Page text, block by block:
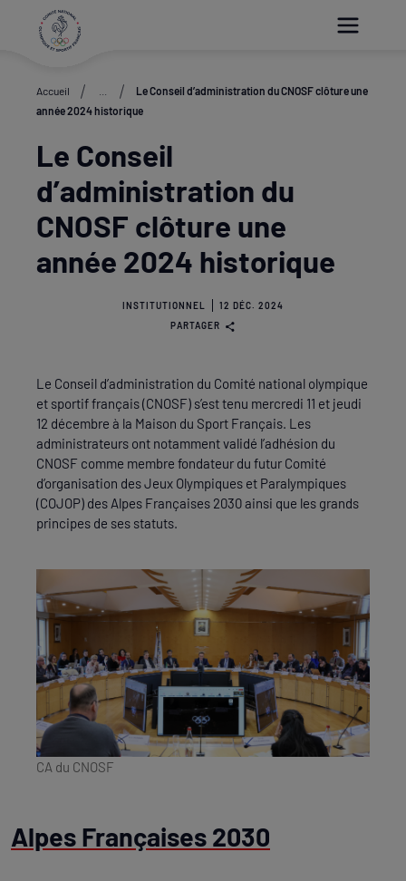
Accueil
Le Conseil d’administration du CNOSF clôture une
année 2024 historique
Le Conseil
d’administration du
CNOSF clôture une
année 2024 historique
INSTITUTIONNEL
12 DÉC. 2024
PARTAGER
Le Conseil d’administration du Comité national olympique
et sportif français (CNOSF) s’est tenu mercredi 11 et jeudi
12 décembre à la Maison du Sport Français. Les
administrateurs ont notamment validé l’adhésion du
CNOSF comme membre fondateur du futur Comité
d’organisation des Jeux Olympiques et Paralympiques
(COJOP) des Alpes Françaises 2030 ainsi que les grands
principes de ses statuts.
CA du CNOSF
Alpes Françaises 2030
Paramétrer les cookies